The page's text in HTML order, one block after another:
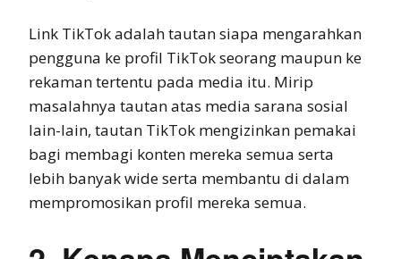
Link TikTok adalah tautan siapa mengarahkan
pengguna ke profil TikTok seorang maupun ke
rekaman tertentu pada media itu. Mirip
masalahnya tautan atas media sarana sosial
lain-lain, tautan TikTok mengizinkan pemakai
bagi membagi konten mereka semua serta
lebih banyak wide serta membantu di dalam
mempromosikan profil mereka semua.